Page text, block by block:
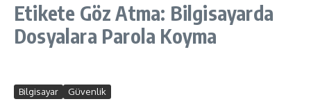
Etikete Göz Atma: Bilgisayarda
Dosyalara Parola Koyma
Bilgisayar Güvenlik